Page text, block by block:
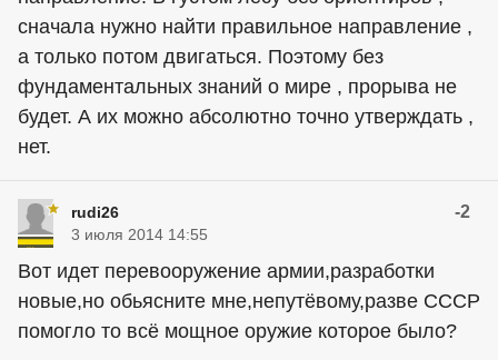
сначала нужно найти правильное направление ,
а только потом двигаться. Поэтому без
фундаментальных знаний о мире , прорыва не
будет. А их можно абсолютно точно утверждать ,
нет.
rudi26 -2
3 июля 2014 14:55
Вот идет перевооружение армии,разработки
новые,но обьясните мне,непутёвому,разве СССР
помогло то всё мощное оружие которое было?